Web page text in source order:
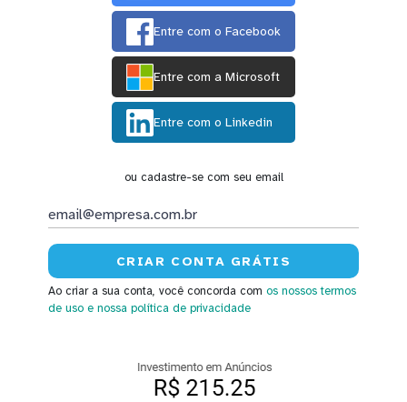
Entre com o Facebook
Entre com a Microsoft
Entre com o Linkedin
ou cadastre-se com seu email
Ao criar a sua conta, você concorda com os nossos termos
de uso e nossa política de privacidade